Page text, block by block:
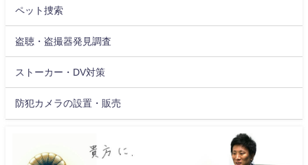
ペット捜索
盗聴・盗撮器発見調査
ストーカー・DV対策
防犯カメラの設置・販売